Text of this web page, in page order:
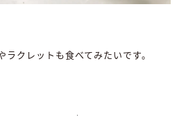
クレットも食べてみたいです。